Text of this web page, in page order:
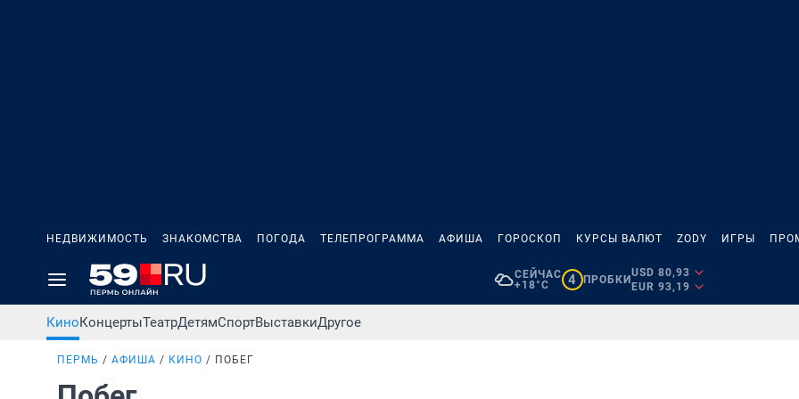
НЕДВИЖИМОСТЬ ЗНАКОМСТВА ПОГОДА ТЕЛЕПРОГРАММА АФИША ГОРОСКОП КУРСЫ ВАЛЮТ ZODY ИГРЫ
СЕЙЧАС
+18°C
4 ПРОБКИ
USD 80,93
EUR 93,19
КиноКонцертыТеатрДетямСпортВыставкиДругое
ПЕРМЬ АФИША КИНО ПОБЕГ